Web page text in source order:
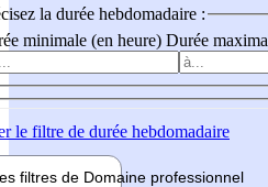
la durée hebdomadaire :
minimale (en heure) Durée
le filtre de durée hebdomadaire
filtres de Domaine professionnel